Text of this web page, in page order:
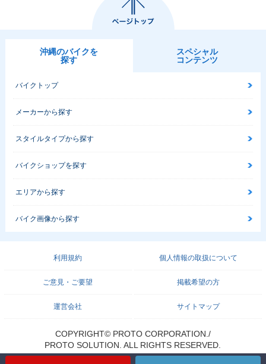
沖縄のバイクを
探す
スペシャル
コンテンツ
バイクトップ
メーカーから探す
スタイルタイプから探す
バイクショップを探す
エリアから探す
バイク画像から探す
利用規約 個人情報の取扱について
ご意見・ご要望 掲載希望の方
運営会社 サイトマップ
COPYRIGHT© PROTO CORPORATION./
PROTO SOLUTION. ALL RIGHTS RESERVED.